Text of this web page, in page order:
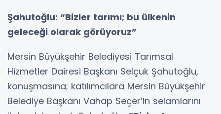
Şahutoğlu: “Bizler tarımı; bu ülkenin
geleceği olarak görüyoruz”
Mersin Büyükşehir Belediyesi Tarımsal
Hizmetler Dairesi Başkanı Selçuk Şahutoğlu,
konuşmasına; katılımcılara Mersin Büyükşehir
Belediye Başkanı Vahap Seçer’in selamlarını